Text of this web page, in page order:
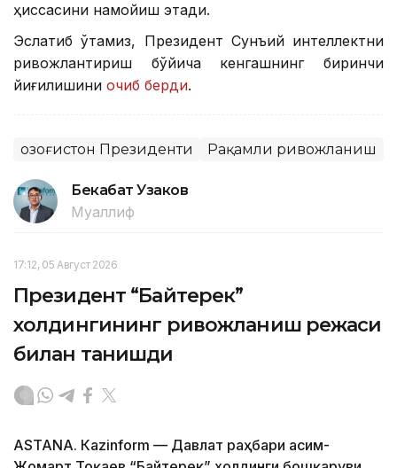
ҳиссасини намойиш этади.
Эслатиб ўтамиз, Президент Сунъий интеллектни
ривожлантириш бўйича кенгашнинг биринчи
йиғилишини очиб берди.
Қозоғистон Президенти Рақамли ривожланиш
Бекабат Узаков
Муаллиф
17:12, 05 Август 2026
Президент “Байтерек”
холдингининг ривожланиш режаси
билан танишди
ASTANА. Каzinform — Давлат раҳбари Қасим-